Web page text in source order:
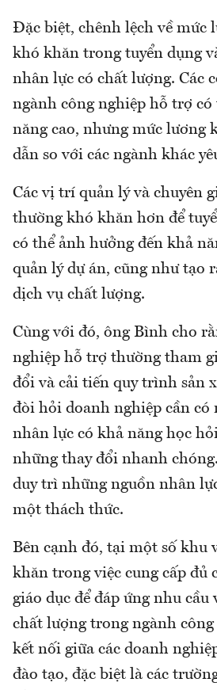
Đặc biệt, chênh lệch về mức
khó khăn trong tuyển dụng
nhân lực có chất lượng. Các
ngành công nghiệp hỗ trợ có
năng cao, nhưng mức lương
dẫn so với các ngành khác
Các vị trí quản lý và chuyên
thường khó khăn hơn để
có thể ảnh hưởng đến khả
quản lý dự án, cũng như tạo
dịch vụ chất lượng.
Cùng với đó, ông Bình cho
nghiệp hỗ trợ thường tham
đổi và cải tiến quy trình sản
đòi hỏi doanh nghiệp cần có
nhân lực có khả năng học
những thay đổi nhanh
duy trì những nguồn nhân
một thách thức.
Bên cạnh đó, tại một số khu
khăn trong việc cung cấp đủ
giáo dục để đáp ứng nhu cầu
chất lượng trong ngành
kết nối giữa các doanh
đào tạo, đặc biệt là các